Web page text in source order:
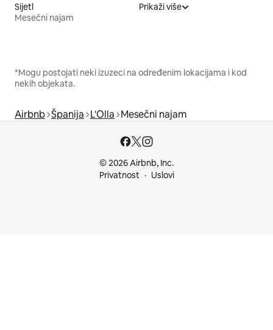
Sijetl
Mesečni najam
Prikaži više
*Mogu postojati neki izuzeci na određenim lokacijama i kod
nekih objekata.
Airbnb Španija L'Olla Mesečni najam
© 2026 Airbnb, Inc.
Privatnost
Uslovi